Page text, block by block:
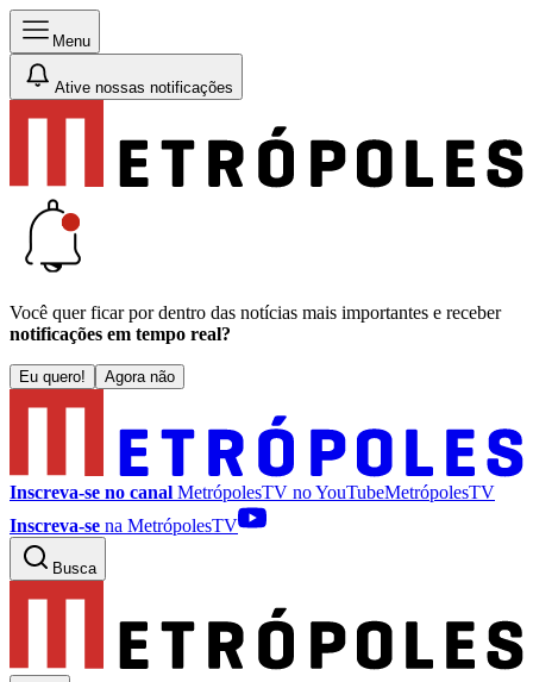
Menu
Ative nossas notificações
Você quer ficar por dentro das notícias mais importantes e receber
notificações em tempo real?
Eu quero! Agora não
Inscreva-se no canal MetrópolesTV noYouTubeMetrópolesTV
Inscreva-se na MetrópolesTV
Busca